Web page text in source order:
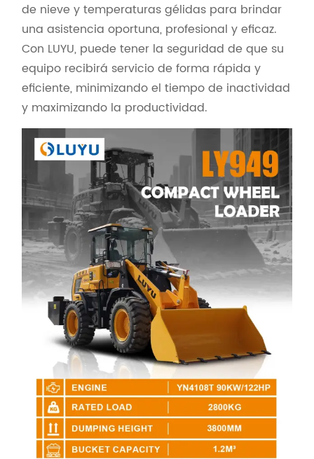
de nieve y temperaturas gélidas para brindar
una asistencia oportuna, profesional y eficaz.
Con LUYU, puede tener la seguridad de que su
equipo recibirá servicio de forma rápida y
eficiente, minimizando el tiempo de inactividad
y maximizando la productividad.